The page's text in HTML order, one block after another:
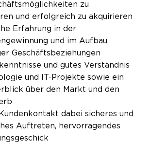
zu
und erfolgreich zu akquirieren
Erfahrung in der
und im Aufbau
Geschäftsbeziehungen
und gutes Verständnis
und IT-Projekte sowie ein
über den Markt und den
dabei sicheres und
Auftreten, hervorragendes